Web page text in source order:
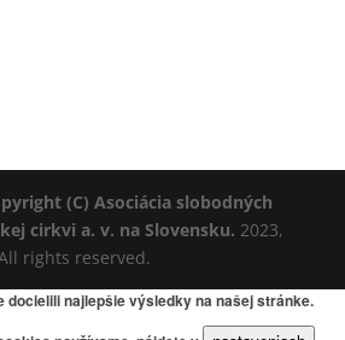
(C) Asociácia slobodných
cirkvi a. v. na Slovensku. 2023,
rights reserved.
docielili najlepšie výsledky na našej stránke.